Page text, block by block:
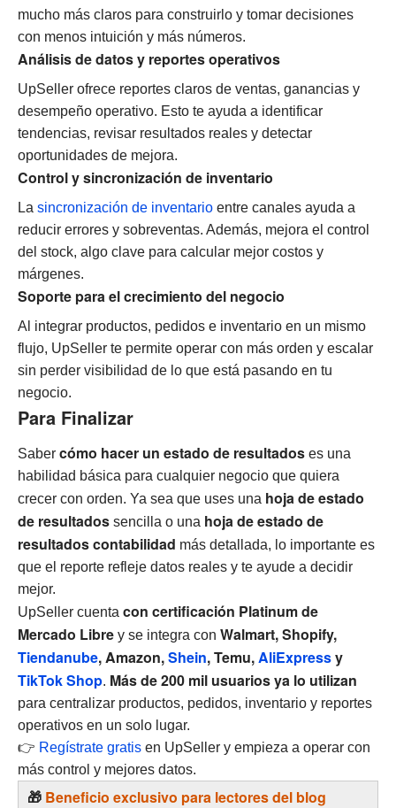
mucho más claros para construirlo y tomar decisiones
con menos intuición y más números.
Análisis de datos y reportes operativos
UpSeller ofrece reportes claros de ventas, ganancias y
desempeño operativo. Esto te ayuda a identificar
tendencias, revisar resultados reales y detectar
oportunidades de mejora.
Control y sincronización de inventario
La sincronización de inventario entre canales ayuda a
reducir errores y sobreventas. Además, mejora el control
del stock, algo clave para calcular mejor costos y
márgenes.
Soporte para el crecimiento del negocio
Al integrar productos, pedidos e inventario en un mismo
flujo, UpSeller te permite operar con más orden y escalar
sin perder visibilidad de lo que está pasando en tu
negocio.
Para Finalizar
Saber cómo hacer un estado de resultados es una
habilidad básica para cualquier negocio que quiera
crecer con orden. Ya sea que uses una hoja de estado
de resultados sencilla o una hoja de estado de
resultados contabilidad más detallada, lo importante es
que el reporte refleje datos reales y te ayude a decidir
mejor.
UpSeller cuenta con certificación Platinum de
Mercado Libre y se integra con Walmart, Shopify,
Tiendanube, Amazon,Shein, Temu,AliExpressy
TikTok Shop. Más de 200 mil usuarios ya lo utilizan
para centralizar productos, pedidos, inventario y reportes
operativos en un solo lugar.
👉 Regístrate gratis en UpSeller y empieza a operar con
más control y mejores datos.
🎁 Beneficio exclusivo para lectores del blog